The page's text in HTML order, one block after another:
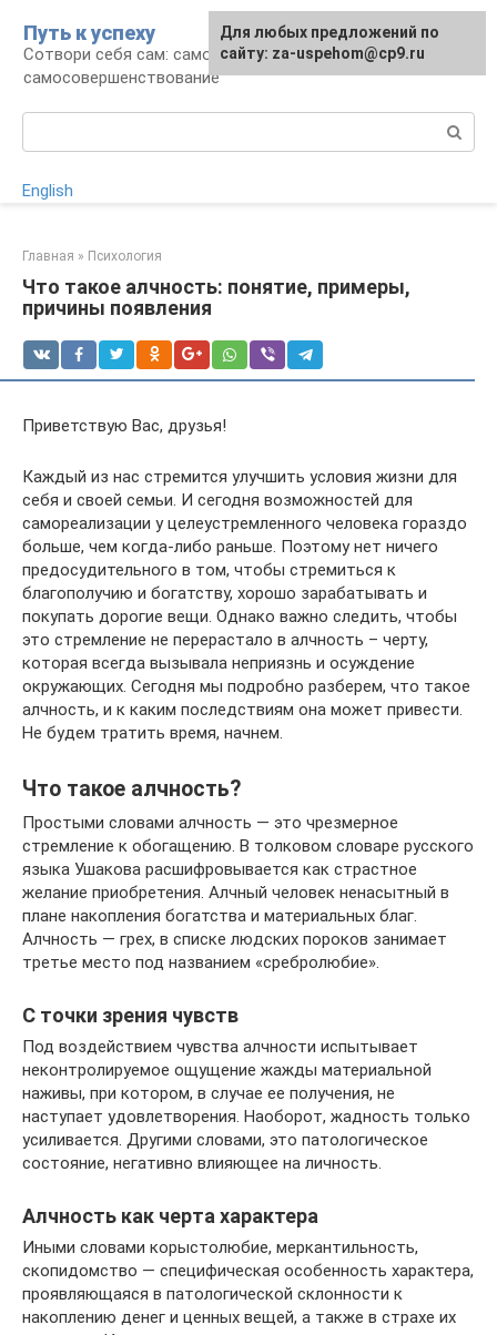
контенту
Путь к успеху
Сотвори себя сам: саморазвитие и
самосовершенствование
English
Главная » Психология
Что такое алчность: понятие, примеры,
причины появления
Приветствую Вас, друзья!
Каждый из нас стремится улучшить условия жизни для
себя и своей семьи. И сегодня возможностей для
самореализации у целеустремленного человека гораздо
больше, чем когда-либо раньше. Поэтому нет ничего
предосудительного в том, чтобы стремиться к
благополучию и богатству, хорошо зарабатывать и
покупать дорогие вещи. Однако важно следить, чтобы
это стремление не перерастало в алчность – черту,
которая всегда вызывала неприязнь и осуждение
окружающих. Сегодня мы подробно разберем, что такое
алчность, и к каким последствиям она может привести.
Не будем тратить время, начнем.
Что такое алчность?
Простыми словами алчность — это чрезмерное
стремление к обогащению. В толковом словаре русского
языка Ушакова расшифровывается как страстное
желание приобретения. Алчный человек ненасытный в
плане накопления богатства и материальных благ.
Алчность — грех, в списке людских пороков занимает
третье место под названием «сребролюбие».
С точки зрения чувств
Под воздействием чувства алчности испытывает
неконтролируемое ощущение жажды материальной
наживы, при котором, в случае ее получения, не
наступает удовлетворения. Наоборот, жадность только
усиливается. Другими словами, это патологическое
состояние, негативно влияющее на личность.
Алчность как черта характера
Иными словами корыстолюбие, меркантильность,
скопидомство — специфическая особенность характера,
проявляющаяся в патологической склонности к
накоплению денег и ценных вещей, а также в страхе их
Для любых предложений по
сайту: za-uspehom@cp9.ru